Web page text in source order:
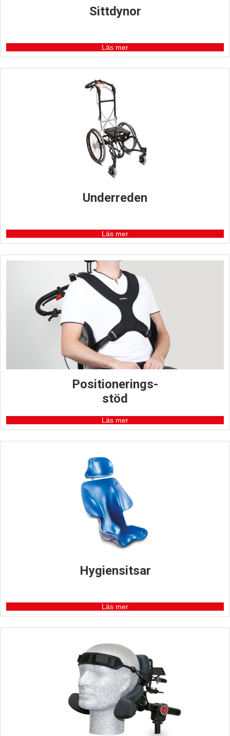
Sittdynor
Läs mer
Underreden
Läs mer
Positionerings-
stöd
Läs mer
Hygiensitsar
Läs mer